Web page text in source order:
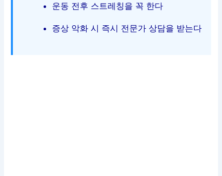
운동 전후 스트레칭을 꼭 한다
증상 악화 시 즉시 전문가 상담을 받는다